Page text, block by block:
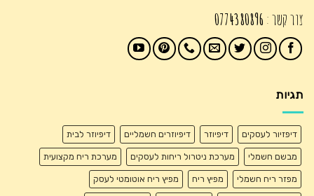
צור קשר : 0774380896
תגיות
דיפזיור לעסקים דיפיוזר דיפיוזרים חשמליים דיפיוזר לבית
מבשם חשמלי מערכת ניטרול ריחות לעסקים מערכת ריח מקצועית
מפזר ריח חשמלי מפיץ ריח מפיץ ריח אוטומטי לעסק